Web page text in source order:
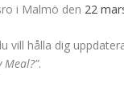
i Malmö den 22
vill hålla dig
.